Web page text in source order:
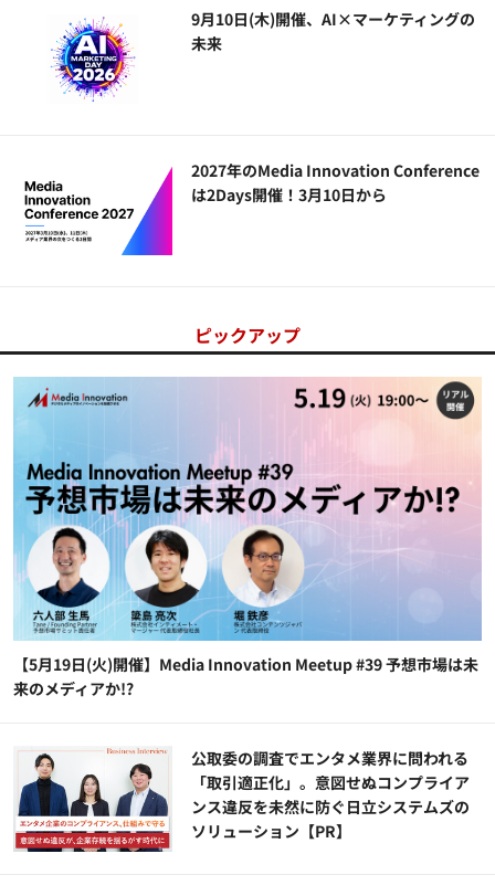
9月10日(木)開催、AI×マーケティングの
未来
2027年のMedia Innovation Conference
は2Days開催！3月10日から
ピックアップ
【5月19日(火)開催】Media Innovation Meetup #39 予想市場は未
来のメディアか!?
公​​取委の調査でエンタメ業界に問われる
「取引適正化」。意図せぬコンプライア
ンス違反を未然に防ぐ日立システムズの
ソリューション​【PR】